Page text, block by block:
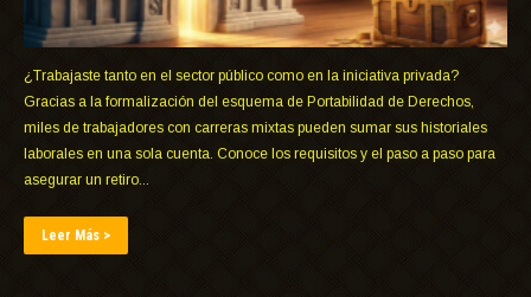
¿Trabajaste tanto en el sector público como en la iniciativa privada?
Gracias a la formalización del esquema de Portabilidad de Derechos,
miles de trabajadores con carreras mixtas pueden sumar sus historiales
laborales en una sola cuenta. Conoce los requisitos y el paso a paso para
asegurar un retiro...
Leer Más >